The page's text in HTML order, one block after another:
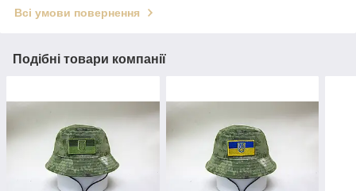
Всі умови повернення
Подібні товари компанії